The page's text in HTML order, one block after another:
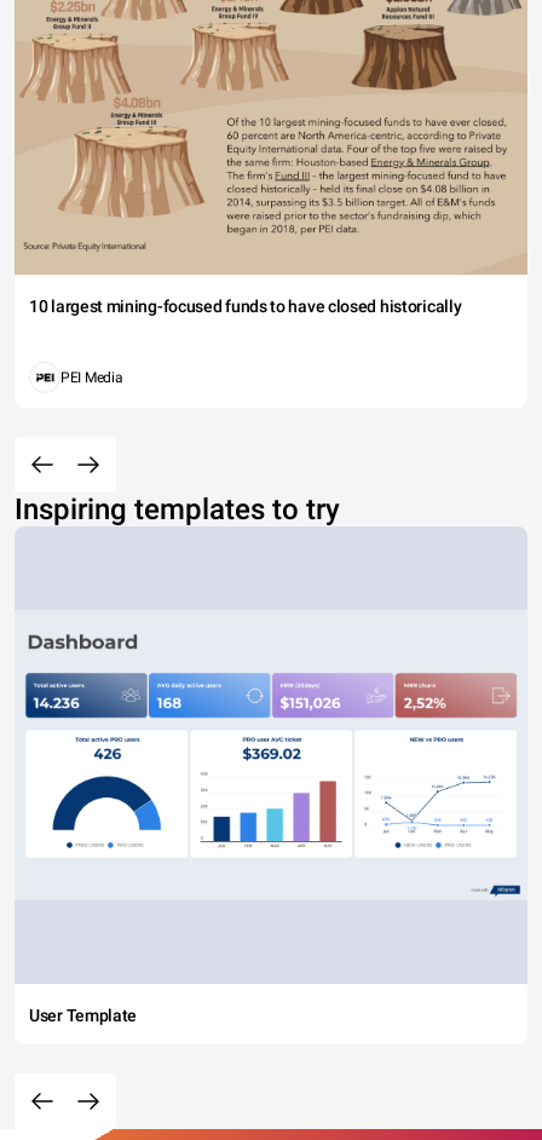
10 largest mining-focused funds to have closed historically
PEI Media
Inspiring templates to try
User Template